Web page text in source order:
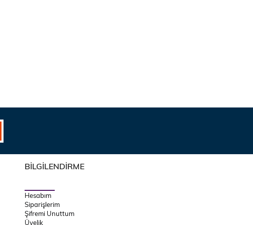
BİLGİLENDİRME
Hesabım
Siparişlerim
Şifremi Unuttum
Üyelik